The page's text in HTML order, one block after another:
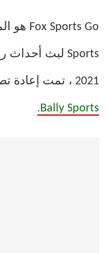
2021 ، تمت إعادة تصميم التطبيق وإطلاقه باسم
Bally Sports.